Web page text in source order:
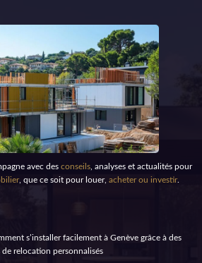
avec des conseils, analyses et actualités pour
, que ce soit pour louer, acheter ou investir.
s’installer facilement à Genève grâce à des
de relocation personnalisés